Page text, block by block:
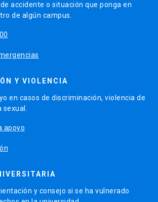
accidente o situación que ponga en
de algún campus.
Y VIOLENCIA
en casos de discriminación, violencia de
sexual.
apoyo
y consejo si se ha vulnerado